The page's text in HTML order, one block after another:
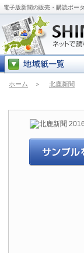
電子版新聞の販売・購読ポー
ホーム ＞ 北鹿新聞